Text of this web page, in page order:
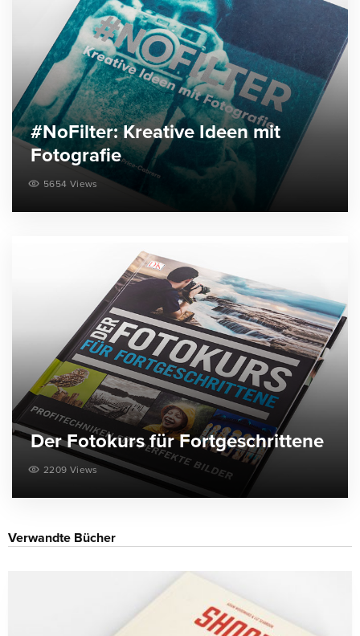
#NoFilter: Kreative Ideen mit
Fotografie
5654 Views
Der Fotokurs für Fortgeschrittene
2209 Views
Verwandte Bücher